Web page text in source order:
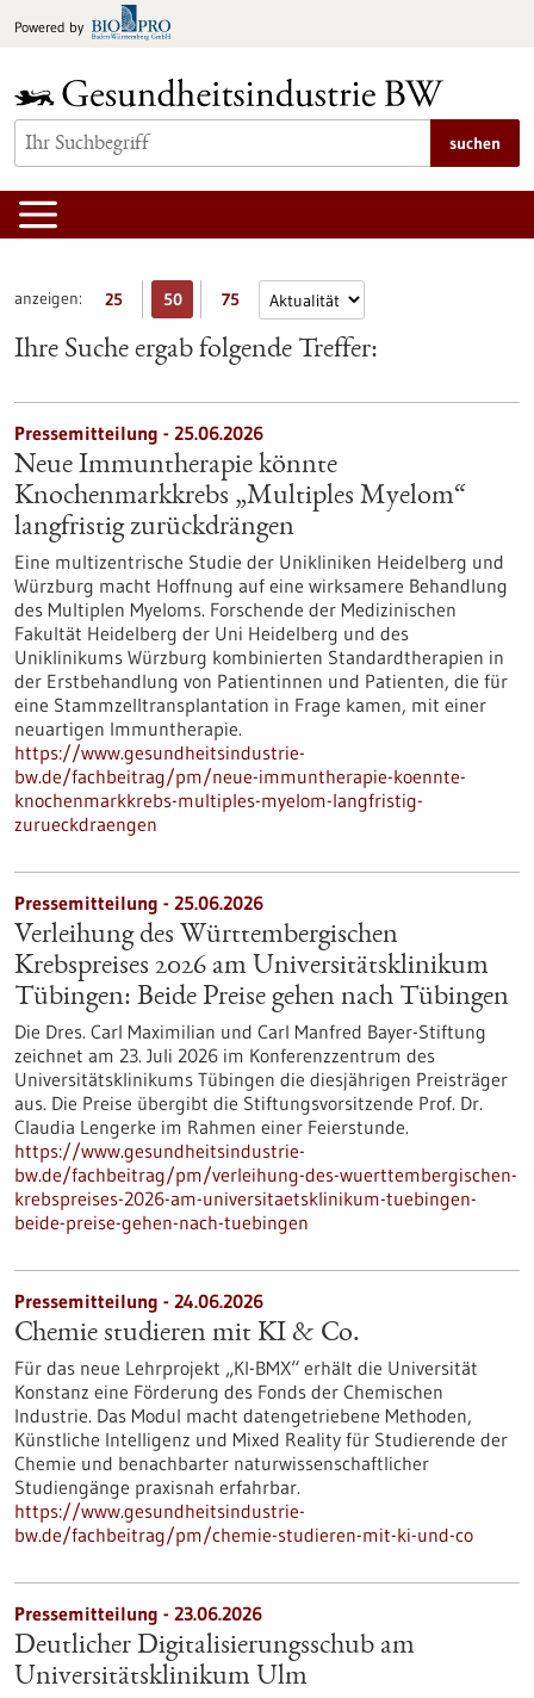
Inhalt
Powered by
suchen
anzeigen: 25 50 75
Ihre Suche ergab folgende Treffer:
Pressemitteilung - 25.06.2026
Neue Immuntherapie könnte
Knochenmarkkrebs „Multiples Myelom“
langfristig zurückdrängen
Eine multizentrische Studie der Unikliniken Heidelberg und
Würzburg macht Hoffnung auf eine wirksamere Behandlung
des Multiplen Myeloms. Forschende der Medizinischen
Fakultät Heidelberg der Uni Heidelberg und des
Uniklinikums Würzburg kombinierten Standardtherapien in
der Erstbehandlung von Patientinnen und Patienten, die für
eine Stammzelltransplantation in Frage kamen, mit einer
neuartigen Immuntherapie.
https://www.gesundheitsindustrie-
bw.de/fachbeitrag/pm/neue-immuntherapie-koennte-
knochenmarkkrebs-multiples-myelom-langfristig-
zurueckdraengen
Pressemitteilung - 25.06.2026
Verleihung des Württembergischen
Krebspreises 2026 am Universitätsklinikum
Tübingen: Beide Preise gehen nach Tübingen
Die Dres. Carl Maximilian und Carl Manfred Bayer-Stiftung
zeichnet am 23. Juli 2026 im Konferenzzentrum des
Universitätsklinikums Tübingen die diesjährigen Preisträger
aus. Die Preise übergibt die Stiftungsvorsitzende Prof. Dr.
Claudia Lengerke im Rahmen einer Feierstunde.
https://www.gesundheitsindustrie-
bw.de/fachbeitrag/pm/verleihung-des-wuerttembergischen-
krebspreises-2026-am-universitaetsklinikum-tuebingen-
beide-preise-gehen-nach-tuebingen
Pressemitteilung - 24.06.2026
Chemie studieren mit KI & Co.
Für das neue Lehrprojekt „KI-BMX“ erhält die Universität
Konstanz eine Förderung des Fonds der Chemischen
Industrie. Das Modul macht datengetriebene Methoden,
Künstliche Intelligenz und Mixed Reality für Studierende der
Chemie und benachbarter naturwissenschaftlicher
Studiengänge praxisnah erfahrbar.
https://www.gesundheitsindustrie-
bw.de/fachbeitrag/pm/chemie-studieren-mit-ki-und-co
Pressemitteilung - 23.06.2026
Deutlicher Digitalisierungsschub am
Universitätsklinikum Ulm